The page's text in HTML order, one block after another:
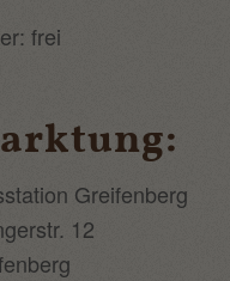
frei
Greifenberg
12